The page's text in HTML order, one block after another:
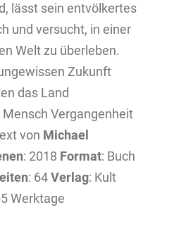
lässt sein entvölkertes
und versucht, in einer
Welt zu überleben.
Zukunft
das Land
Vergangenheit
von Michael
: 2018 Format: Buch
: 64Verlag: Kult
Werktage